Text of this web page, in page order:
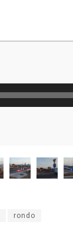
rondo